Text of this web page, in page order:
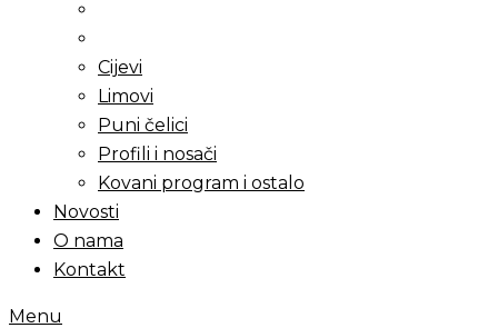
Cijevi
Limovi
Puni čelici
Profili i nosači
Kovani program i ostalo
Novosti
O nama
Kontakt
Menu